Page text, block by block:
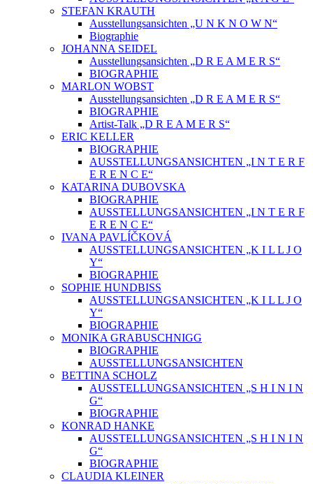
STEFAN KRAUTH
Ausstellungsansichten „U N K N O W N“
Biographie
JOHANNA SEIDEL
Ausstellungsansichten „D R E A M E R S“
BIOGRAPHIE
MARLON WOBST
Ausstellungsansichten „D R E A M E R S“
BIOGRAPHIE
Artist-Talk „D R E A M E R S“
ERIC KELLER
BIOGRAPHIE
AUSSTELLUNGSANSICHTEN „I N T E R F
E R E N C E“
KATARINA DUBOVSKA
BIOGRAPHIE
AUSSTELLUNGSANSICHTEN „I N T E R F
E R E N C E“
IVANA PAVLÍČKOVÁ
AUSSTELLUNGSANSICHTEN „K I L L J O
Y“
BIOGRAPHIE
SOPHIE HUNDBISS
AUSSTELLUNGSANSICHTEN „K I L L J O
Y“
BIOGRAPHIE
MONIKA GRABUSCHNIGG
BIOGRAPHIE
AUSSTELLUNGSANSICHTEN
BETTINA SCHOLZ
AUSSTELLUNGSANSICHTEN „S H I N I N
G“
BIOGRAPHIE
KONRAD HANKE
AUSSTELLUNGSANSICHTEN „S H I N I N
G“
BIOGRAPHIE
CLAUDIA KLEINER